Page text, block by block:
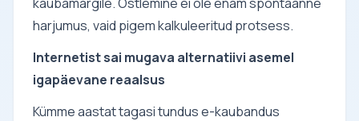
harjumus, vaid pigem kalkuleeritud protsess.
Internetist sai mugava alternatiivi asemel
igapäevane reaalsus
Kümme aastat tagasi tundus e-kaubandus